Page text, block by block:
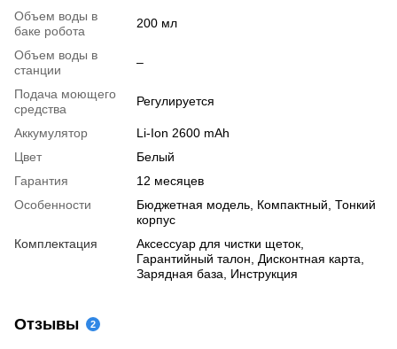
Объем воды в
баке робота
200 мл
Объем воды в
станции
–
Подача моющего
средства
Регулируется
Аккумулятор
Li-Ion 2600 mAh
Цвет
Белый
Гарантия
12 месяцев
Особенности
Бюджетная модель, Компактный, Тонкий
корпус
Комплектация
Аксессуар для чистки щеток,
Гарантийный талон, Дисконтная карта,
Зарядная база, Инструкция
Отзывы 2